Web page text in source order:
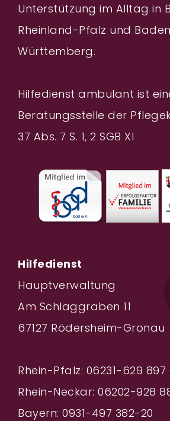
Unterstützung im Alltag in
Rheinland-Pfalz und
Württemberg.
Hilfedienst ambulant ist
Beratungsstelle der
37 Abs. 7 S. 1, 2 SGB XI
Hilfedienst
Hauptverwaltung
Am Schlaggraben 11
67127 Rödersheim-Gronau
Rhein-Pfalz: 06231-629 897
Rhein-Neckar: 06202-928
Bayern: 0931-497 382-20